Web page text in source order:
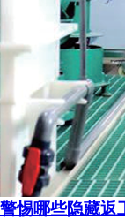
惕哪些隐藏返